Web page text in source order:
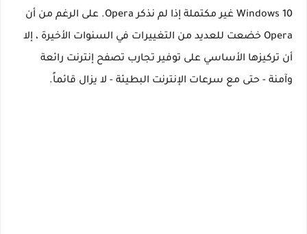
Windows 10 غير مكتملة إذا لم نذكر Opera. على الرغم من أن
Opera خضعت للعديد من التغييرات في السنوات الأخيرة ، إلا
أن تركيزها الأساسي على توفير تجارب تصفح إنترنت رائعة
وآمنة - حتى مع سرعات الإنترنت البطيئة - لا يزال قائماً.